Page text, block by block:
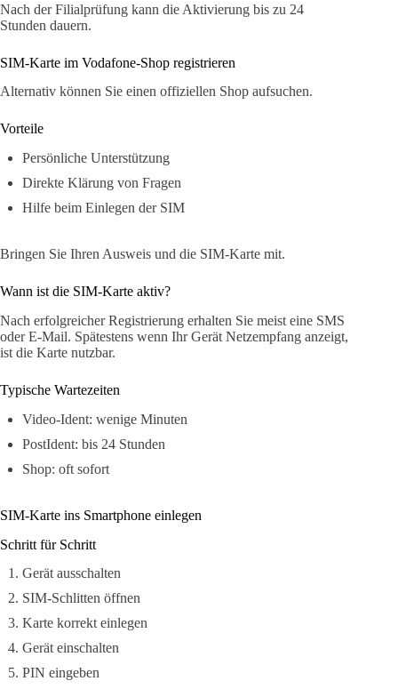
Nach der Filialprüfung kann die Aktivierung bis zu 24
Stunden dauern.
SIM-Karte im Vodafone-Shop registrieren
Alternativ können Sie einen offiziellen Shop aufsuchen.
Vorteile
Persönliche Unterstützung
Direkte Klärung von Fragen
Hilfe beim Einlegen der SIM
Bringen Sie Ihren Ausweis und die SIM-Karte mit.
Wann ist die SIM-Karte aktiv?
Nach erfolgreicher Registrierung erhalten Sie meist eine SMS
oder E-Mail. Spätestens wenn Ihr Gerät Netzempfang anzeigt,
ist die Karte nutzbar.
Typische Wartezeiten
Video-Ident: wenige Minuten
PostIdent: bis 24 Stunden
Shop: oft sofort
SIM-Karte ins Smartphone einlegen
Schritt für Schritt
Gerät ausschalten
SIM-Schlitten öffnen
Karte korrekt einlegen
Gerät einschalten
PIN eingeben